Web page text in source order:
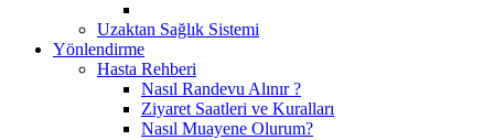
Uzaktan Sağlık Sistemi
Yönlendirme
Hasta Rehberi
Nasıl Randevu Alınır ?
Ziyaret Saatleri ve Kuralları
Nasıl Muayene Olurum?